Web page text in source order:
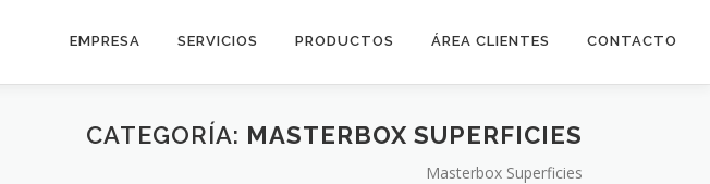
EMPRESA SERVICIOS PRODUCTOS ÁREA CLIENTES CONTACTO
CATEGORÍA: MASTERBOX SUPERFICIES
Masterbox Superficies